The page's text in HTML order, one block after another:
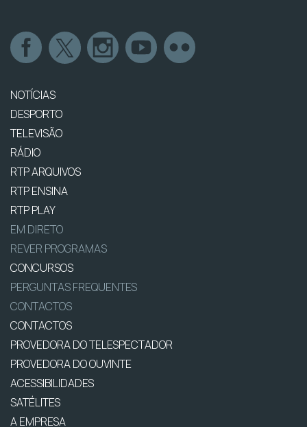
NOTÍCIAS
DESPORTO
TELEVISÃO
RÁDIO
RTP ARQUIVOS
RTP ENSINA
RTP PLAY
EM DIRETO
REVER PROGRAMAS
CONCURSOS
PERGUNTAS FREQUENTES
CONTACTOS
CONTACTOS
PROVEDORA DO TELESPECTADOR
PROVEDORA DO OUVINTE
ACESSIBILIDADES
SATÉLITES
A EMPRESA